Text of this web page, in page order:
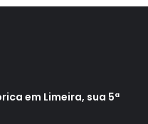
em Limeira, sua 5ª